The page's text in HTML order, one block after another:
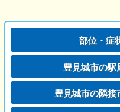
部位・症
豊見城市の
豊見城市の隣